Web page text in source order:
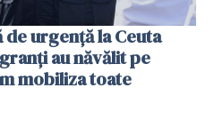
urgență la Ceuta
au năvălit pe
mobiliza toate